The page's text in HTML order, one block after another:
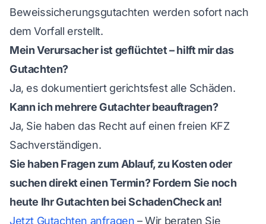
Beweissicherungsgutachten werden sofort nach
dem Vorfall erstellt.
Mein Verursacher ist geflüchtet – hilft mir das
Gutachten?
Ja, es dokumentiert gerichtsfest alle Schäden.
Kann ich mehrere Gutachter beauftragen?
Ja, Sie haben das Recht auf einen freien KFZ
Sachverständigen.
Sie haben Fragen zum Ablauf, zu Kosten oder
suchen direkt einen Termin? Fordern Sie noch
heute Ihr Gutachten bei SchadenCheck an!
Jetzt Gutachten anfragen – Wir beraten Sie